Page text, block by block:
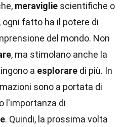
meraviglie scientifiche o
ogni fatto ha il potere di
del mondo. Non
, ma stimolano anche la
a esplorare di più. In
sono a portata di
l'importanza di
. Quindi, la prossima volta